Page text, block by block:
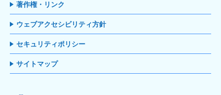
著作権・リンク
ウェブアクセシビリティ方針
セキュリティポリシー
サイトマップ